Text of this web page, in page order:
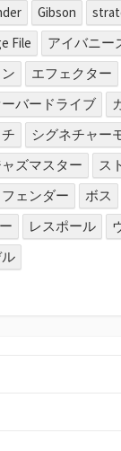
Gibson
File アイバニー
エフェクター
バードライブ
シグネチャー
ズマスター
ス
フェンダー
ボス
レスポール